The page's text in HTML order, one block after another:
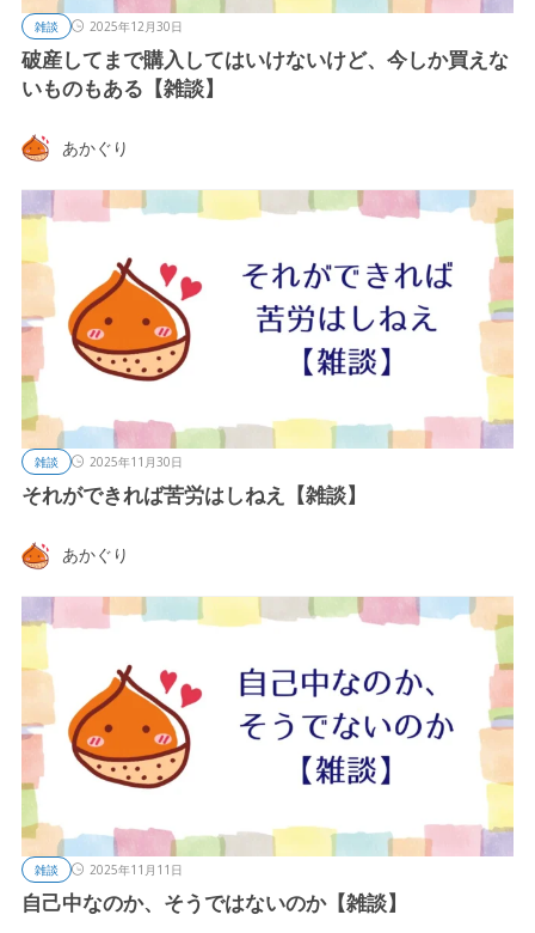
雑談 2025年12月30日
破産してまで購入してはいけないけど、今しか買えな
いものもある【雑談】
あかぐり
雑談 2025年11月30日
それができれば苦労はしねえ【雑談】
あかぐり
雑談 2025年11月11日
自己中なのか、そうではないのか【雑談】